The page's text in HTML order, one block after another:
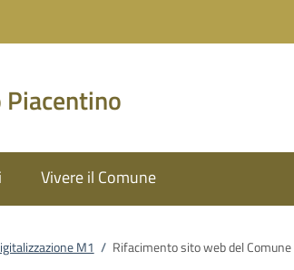
Piacentino
Vivere il Comune
M1 / Rifacimento sito web del Comune